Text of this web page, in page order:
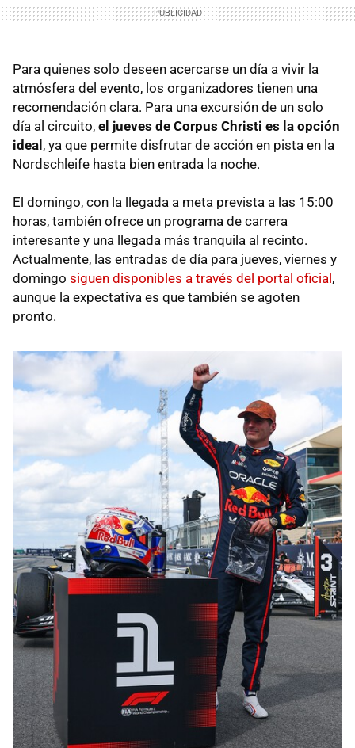
Para quienes solo deseen acercarse un día a vivir la
atmósfera del evento, los organizadores tienen una
recomendación clara. Para una excursión de un solo
día al circuito, el jueves de Corpus Christi es la opción
ideal , ya que permite disfrutar de acción en pista en la
Nordschleife hasta bien entrada la noche.
El domingo, con la llegada a meta prevista a las 15:00
horas, también ofrece un programa de carrera
interesante y una llegada más tranquila al recinto.
Actualmente, las entradas de día para jueves, viernes y
domingo siguen disponibles a través del portal oficial ,
aunque la expectativa es que también se agoten
pronto.